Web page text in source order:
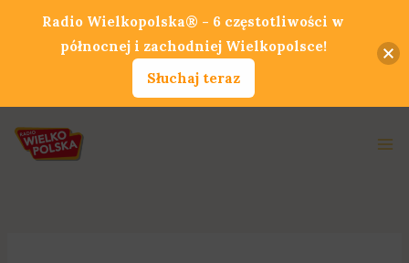
Radio Wielkopolska® - 6 częstotliwości w
północnej i zachodniej Wielkopolsce!
Słuchaj teraz